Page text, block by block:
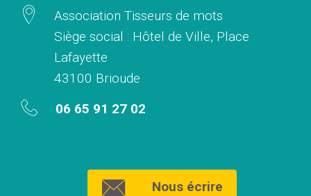
Association Tisseurs de mots
Siège social : Hôtel de Ville, Place
Lafayette
43100 Brioude
06 65 91 27 02
Nous écrire